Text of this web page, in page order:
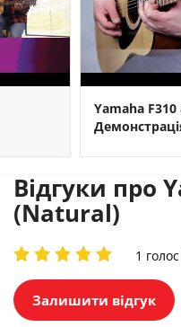
Yamaha
Відгуки про
(Natural)
1
Залишити відгук